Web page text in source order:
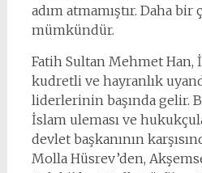
adım atmamıştır. Daha
mümkündür.
Fatih Sultan Mehmet
kudretli ve hayranlık
liderlerinin başında gelir.
İslam uleması ve
devlet başkanının
Molla Hüsrev’den,